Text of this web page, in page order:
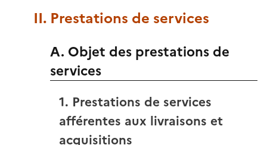
II. Prestations de services
A. Objet des prestations de
services
1. Prestations de services
afférentes aux livraisons et
acquisitions